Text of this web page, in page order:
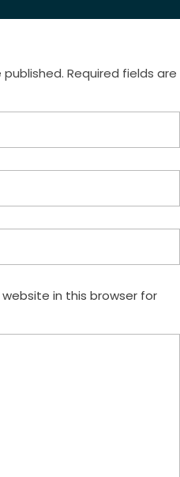
Required fields are
in this browser for